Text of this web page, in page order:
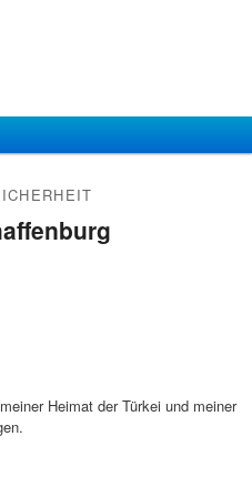
Heimat der Türkei und meiner